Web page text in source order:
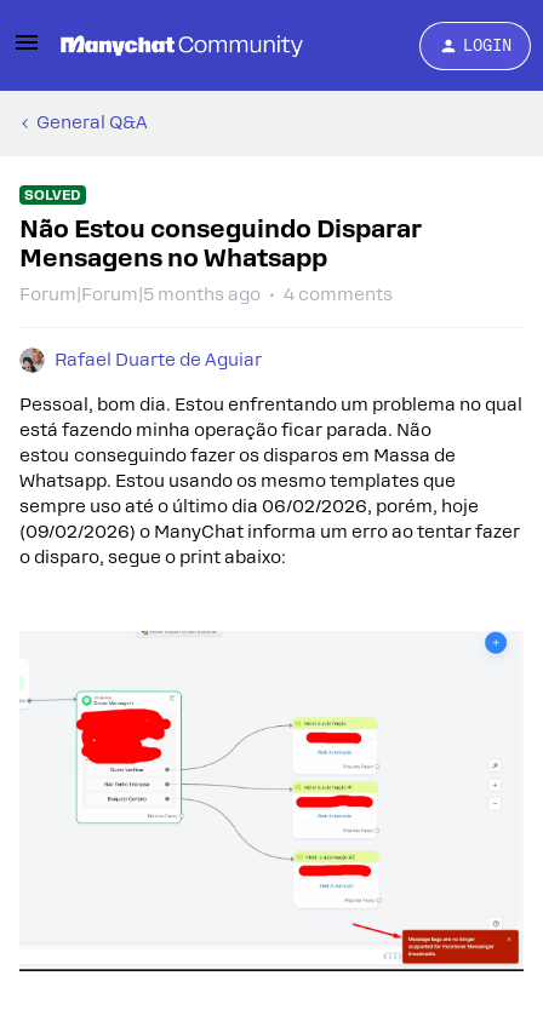
LOGIN
General Q&A
SOLVED
Não Estou conseguindo Disparar
Mensagens no Whatsapp
Forum|Forum|5 months ago 4 comments
Rafael Duarte de Aguiar
Pessoal, bom dia. Estou enfrentando um problema no qual
está fazendo minha operação ficar parada. Não
estou conseguindo fazer os disparos em Massa de
Whatsapp. Estou usando os mesmo templates que
sempre uso até o último dia 06/02/2026, porém, hoje
(09/02/2026) o ManyChat informa um erro ao tentar fazer
o disparo, segue o print abaixo: